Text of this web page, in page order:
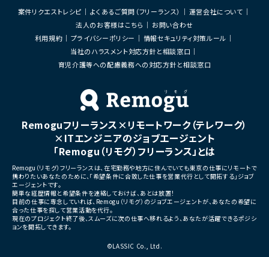
・詳細設計書、テスト仕様書等のドキュメント
作成
・成果物レビューおよび品質管理
・開発メンバーへの技術支援、進捗管理
・少人数体制でのプロジェクト推進
プロジェクト拡大に伴う増員募集
・要件整理および要件定義支
・バックエンドシステムの設計
・コードレビューの実施
・リリース対応および品質向
・技術課題に対する検討、提
・ステークホルダーとの調整
ケーション
・サービスの継続的な機能拡
募集
■担当工程
・要件定義
・基本設計
・詳細設計
・テスト
・リリース対応
■その他補足
・全体約100名規模の大型プ
案件リクエストレシピ よくあるご質問（フリーランス）
運営会社について
法人のお客様はこちら
お問い合わせ
利用規約
プライバシーポリシー
情報セキュリティ対策ルール
当社のハラスメント対応方針と相談窓口
育児介護等への配慮義務への対応方針と相談窓口
Remoguフリーランス×リモートワーク（テレワーク）
×ITエンジニアのジョブエージェント
「Remogu（リモグ）フリーランス」とは
Remogu（リモグ）フリーランスは、在宅勤務や地方に住んでいても東京の仕事にリモートで
携わりたいあなたのために、「希望条件に合致した仕事を営業代行として開拓する」ジョブ
エージェントです。
簡単な経歴情報と希望条件を連絡しておけば、あとは放置！
目前の仕事に専念していれば、Remogu（リモグ）のジョブエージェントが、あなたの希望に
合った仕事を探して営業活動を代行。
現在のプロジェクト終了後、スムーズに次の仕事へ移れるよう、あなたが活躍できるポジシ
ョンを開拓してきます。
©LASSIC Co., Ltd.